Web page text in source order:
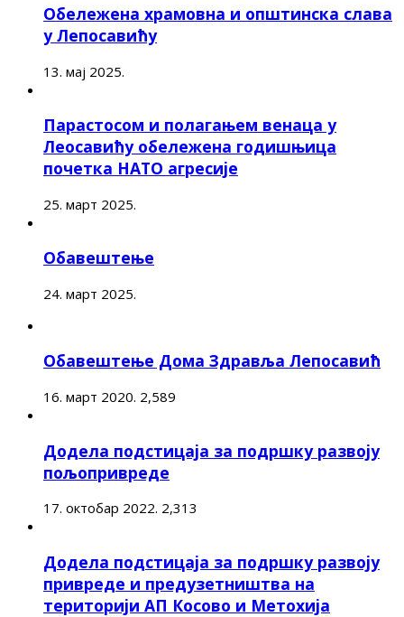
Обележена храмовна и општинска слава
у Лепосавићу
13. мај 2025.
Парастосом и полагањем венаца у
Леосавићу обележена годишњица
почетка НАТО агресије
25. март 2025.
Обавештење
24. март 2025.
Обавештење Дома Здравља Лепосавић
16. март 2020. 2,589
Додела подстицаја за подршку развоју
пољопривреде
17. октобар 2022. 2,313
Додела подстицаја за подршку развоју
привреде и предузетништва на
територији АП Косово и Метохија